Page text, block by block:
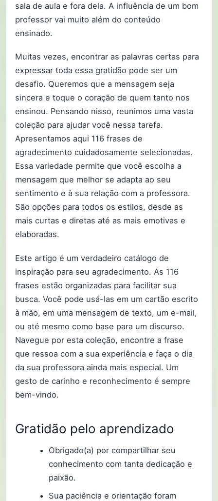
sala de aula e fora dela. A influência de um bom
professor vai muito além do conteúdo
ensinado.
Muitas vezes, encontrar as palavras certas para
expressar toda essa gratidão pode ser um
desafio. Queremos que a mensagem seja
sincera e toque o coração de quem tanto nos
ensinou. Pensando nisso, reunimos uma vasta
coleção para ajudar você nessa tarefa.
Apresentamos aqui 116 frases de
agradecimento cuidadosamente selecionadas.
Essa variedade permite que você escolha a
mensagem que melhor se adapta ao seu
sentimento e à sua relação com a professora.
São opções para todos os estilos, desde as
mais curtas e diretas até as mais emotivas e
elaboradas.
Este artigo é um verdadeiro catálogo de
inspiração para seu agradecimento. As 116
frases estão organizadas para facilitar sua
busca. Você pode usá-las em um cartão escrito
à mão, em uma mensagem de texto, um e-mail,
ou até mesmo como base para um discurso.
Navegue por esta coleção, encontre a frase
que ressoa com a sua experiência e faça o dia
da sua professora ainda mais especial. Um
gesto de carinho e reconhecimento é sempre
bem-vindo.
Gratidão pelo aprendizado
Obrigado(a) por compartilhar seu
conhecimento com tanta dedicação e
paixão.
Sua paciência e orientação foram